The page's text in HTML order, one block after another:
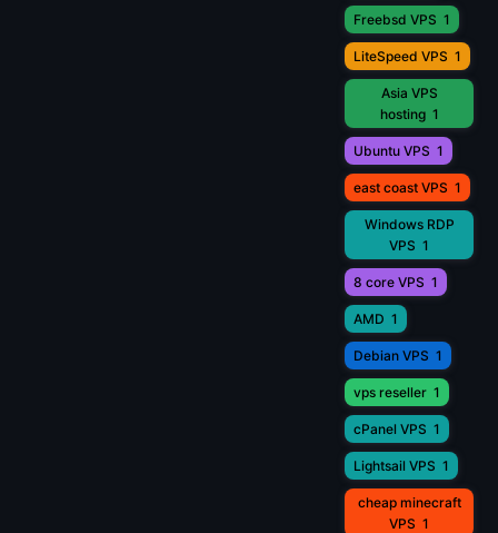
Freebsd VPS 1
LiteSpeed VPS 1
Asia VPS
hosting 1
Ubuntu VPS 1
east coast VPS 1
Windows RDP
VPS 1
8 core VPS 1
AMD 1
Debian VPS 1
vps reseller 1
cPanel VPS 1
Lightsail VPS 1
cheap minecraft
VPS 1